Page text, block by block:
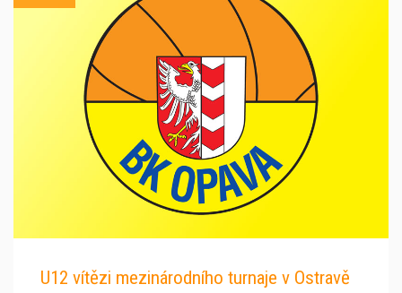
U12 vítězi mezinárodního turnaje v Ostravě